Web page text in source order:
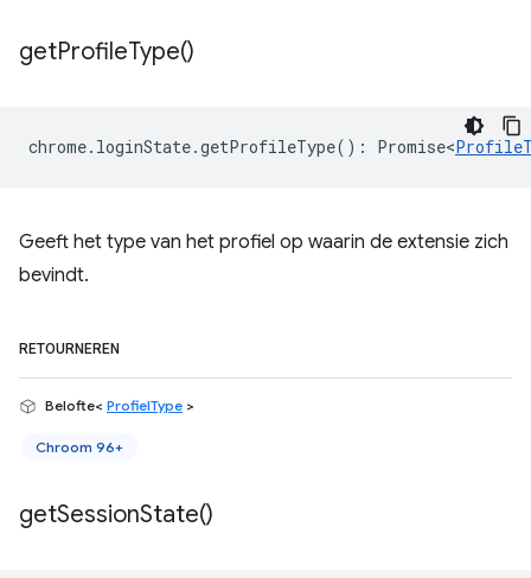
getProfileType()
chrome. loginState.getProfileType() : Promise<
Geeft het type van het profiel op waarin de extensie zich
bevindt.
RETOURNEREN
Belofte< ProfielType >
Chroom 96+
getSessionState()